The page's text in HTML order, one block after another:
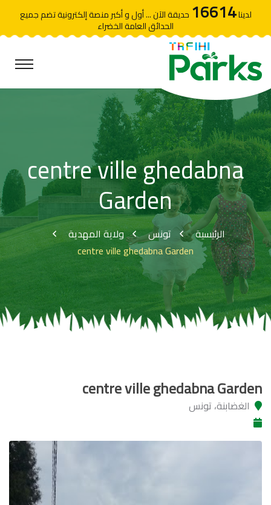
لدينا16614 حديقة الآن ... أول و أكبر منصة إلكترونية تضم جميع
الحدائق العامة الخضراء
centre ville ghedabna
Garden
الرئيسية تونس
ولاية المهدية
centre ville ghedabna Garden
centre ville ghedabna Garden
الغضابنة، تونس‎